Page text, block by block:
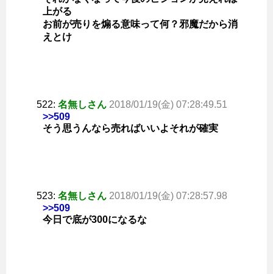
上がる
お前が売りを煽る意味って何？邪魔だから消
えとけ
522: 名無しさん 2018/01/19(金) 07:28:49.51
>>509
そう思うんなら売ればいいよそれが確実
523: 名無しさん 2018/01/19(金) 07:28:57.98
>>509
今日で底が300になるな